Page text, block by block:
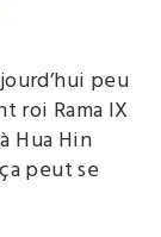
peu
roi Rama IX
Hua Hin
peut se